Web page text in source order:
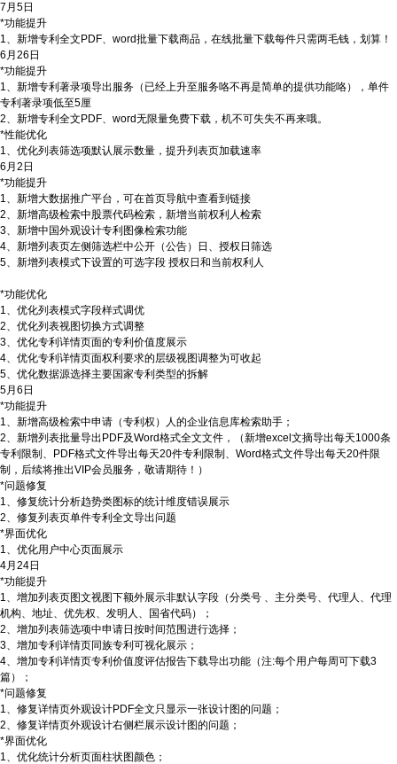
7月5日
*功能提升
1、新增专利全文PDF、word批量下载商品，在线批量下载每件只需两毛钱，划算！
6月26日
*功能提升
1、新增专利著录项导出服务（已经上升至服务咯不再是简单的提供功能咯），单件
专利著录项低至5厘
2、新增专利全文PDF、word无限量免费下载，机不可失失不再来哦。
*性能优化
1、优化列表筛选项默认展示数量，提升列表页加载速率
6月2日
*功能提升
1、新增大数据推广平台，可在首页导航中查看到链接
2、新增高级检索中股票代码检索，新增当前权利人检索
3、新增中国外观设计专利图像检索功能
4、新增列表页左侧筛选栏中公开（公告）日、授权日筛选
5、新增列表模式下设置的可选字段 授权日和当前权利人
*功能优化
1、优化列表模式字段样式调优
2、优化列表视图切换方式调整
3、优化专利详情页面的专利价值度展示
4、优化专利详情页面权利要求的层级视图调整为可收起
5、优化数据源选择主要国家专利类型的拆解
5月6日
*功能提升
1、新增高级检索中申请（专利权）人的企业信息库检索助手；
2、新增列表批量导出PDF及Word格式全文文件，（新增excel文摘导出每天1000条
专利限制、PDF格式文件导出每天20件专利限制、Word格式文件导出每天20件限
制，后续将推出VIP会员服务，敬请期待！）
*问题修复
1、修复统计分析趋势类图标的统计维度错误展示
2、修复列表页单件专利全文导出问题
*界面优化
1、优化用户中心页面展示
4月24日
*功能提升
1、增加列表页图文视图下额外展示非默认字段（分类号 、主分类号、代理人、代理
机构、地址、优先权、发明人、国省代码）；
2、增加列表筛选项中申请日按时间范围进行选择；
3、增加专利详情页同族专利可视化展示；
4、增加专利详情页专利价值度评估报告下载导出功能（注:每个用户每周可下载3
篇）；
*问题修复
1、修复详情页外观设计PDF全文只显示一张设计图的问题；
2、修复详情页外观设计右侧栏展示设计图的问题；
*界面优化
1、优化统计分析页面柱状图颜色；